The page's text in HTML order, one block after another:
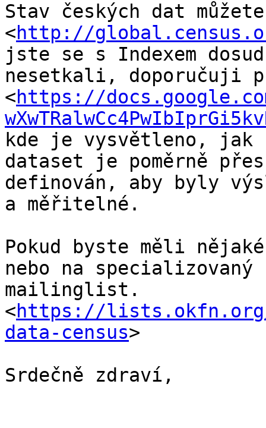
Stav českých dat
<http://
jste se s Indexem dosud
nesetkali,
<https://
kde je vysvětleno, jak
dataset je poměrně
definován, aby byly
a měřitelné.
Pokud byste měli
nebo na specializovaný
mailinglist.
<https://
data-census>
Srdečně zdraví,